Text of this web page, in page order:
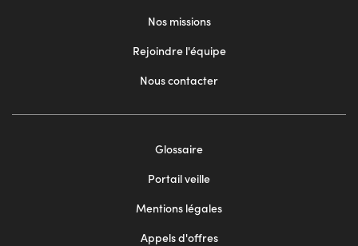
Nos missions
Rejoindre l'équipe
Nous contacter
Glossaire
Portail veille
Mentions légales
Appels d'offres